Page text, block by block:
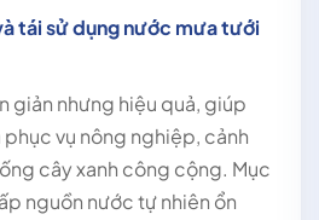
tái sử dụng nước mưa tưới
giản nhưng hiệu quả, giúp
vụ nông nghiệp, cảnh
cây xanh công cộng. Mục
nguồn nước tự nhiên ổn